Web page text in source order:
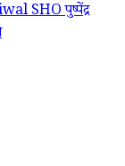
SHO पुष्पेंद्र